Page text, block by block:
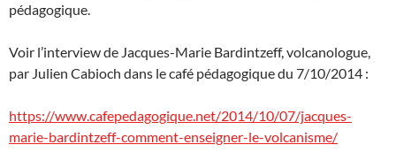
pédagogique.
Voir l’interview de Jacques-Marie Bardintzeff, volcanologue,
par Julien Cabioch dans le café pédagogique du 7/10/2014 :
https://www.cafepedagogique.net/2014/10/07/jacques-
marie-bardintzeff-comment-enseigner-le-volcanisme/